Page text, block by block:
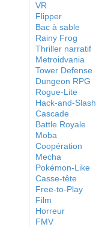
VR
Flipper
Bac à sable
Rainy Frog
Thriller narratif
Metroidvania
Tower Defense
Dungeon RPG
Rogue-Lite
Hack-and-Slash
Cascade
Battle Royale
Moba
Coopération
Mecha
Pokémon-Like
Casse-tête
Free-to-Play
Film
Horreur
FMV